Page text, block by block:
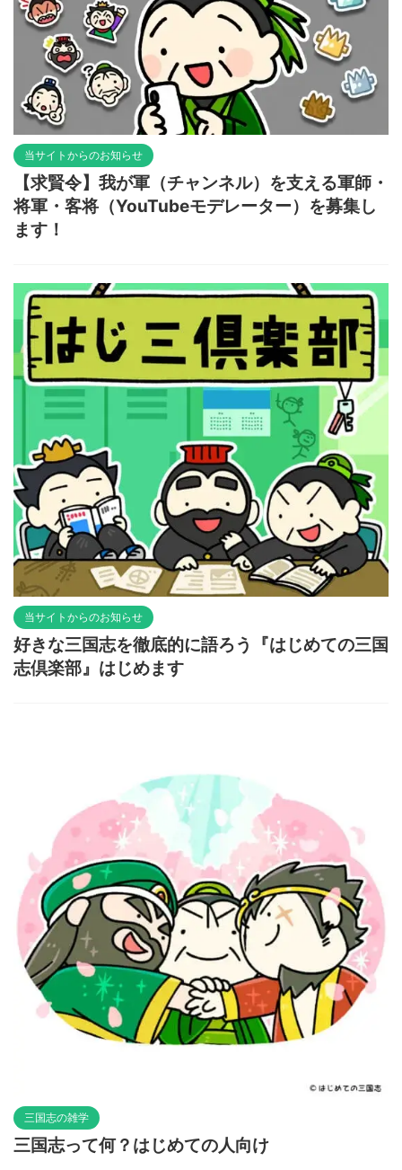
当サイトからのお知らせ
【求賢令】我が軍（チャンネル）を支える軍師・
将軍・客将（YouTubeモデレーター）を募集し
ます！
当サイトからのお知らせ
好きな三国志を徹底的に語ろう『はじめての三国
志倶楽部』はじめます
三国志の雑学
三国志って何？はじめての人向け